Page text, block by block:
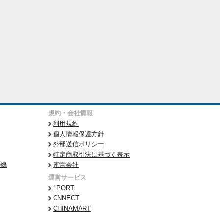
規約・会社情報
利用規約
個人情報保護方針
外部送信ポリシー
特定商取引法に基づく表示
運営会社
運営サービス
1PORT
CNNECT
CHINAMART